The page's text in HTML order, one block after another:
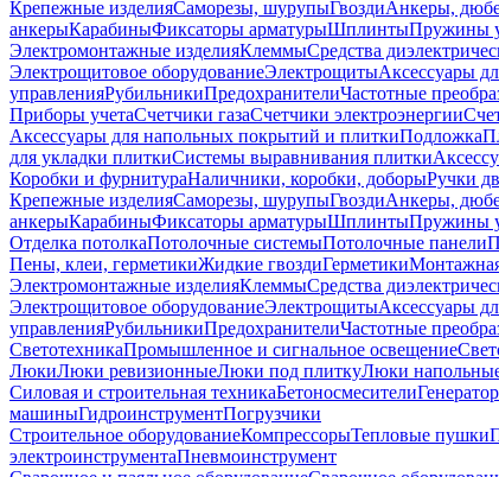
Крепежные изделияСаморезы, шурупыГвоздиАнкеры,
анкерыКарабиныФиксаторы арматурыШплинтыПружины
Электромонтажные изделияКлеммыСредства
Электрощитовое оборудованиеЭлектрощитыАксессуары
управленияРубильникиПредохранителиЧастотные
Приборы учетаСчетчики газаСчетчики электроэнергии
Аксессуары для напольных покрытий и плиткиПодложка
для укладки плиткиСистемы выравнивания плитки
Коробки и фурнитураНаличники, коробки, доборыРучки
Крепежные изделияСаморезы, шурупыГвоздиАнкеры,
анкерыКарабиныФиксаторы арматурыШплинтыПружины
Отделка потолкаПотолочные системыПотолочные панели
Пены, клеи, герметикиЖидкие гвоздиГерметики
Электромонтажные изделияКлеммыСредства
Электрощитовое оборудованиеЭлектрощитыАксессуары
управленияРубильникиПредохранителиЧастотные
СветотехникаПромышленное и сигнальное освещение
ЛюкиЛюки ревизионныеЛюки под плиткуЛюки
Силовая и строительная техникаБетоносмесители
машиныГидроинструментПогрузчики
Строительное оборудованиеКомпрессорыТепловые пушки
электроинструментаПневмоинструмент